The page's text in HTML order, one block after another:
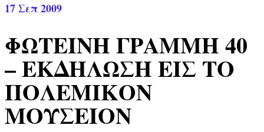
17Σεπ 2009
ΦΩΤΕΙΝΗ ΓΡΑΜΜΗ 40
– ΕΚΔΗΛΩΣΗ ΕΙΣ ΤΟ
ΠΟΛΕΜΙΚΟΝ
ΜΟΥΣΕΙΟΝ